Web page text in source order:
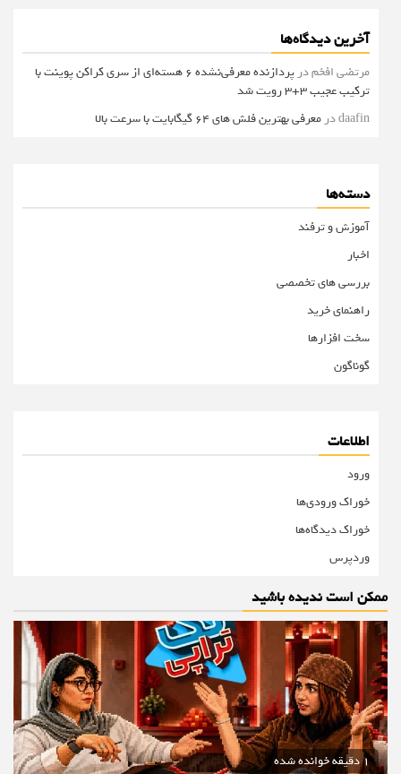
آخرین دیدگاه‌ها
مرتضی افخمدر
پردازنده معرفی‌نشده 6 هسته‌ای از سری کراکن پوینت با
ترکیب عجیب 3+3 رویت شد
daafinدر معرفی بهترین فلش های 64 گیگابایت با سرعت بالا
دسته‌ها
آموزش و ترفند
اخبار
بررسی های تخصصی
راهنمای خرید
سخت افزارها
گوناگون
اطلاعات
ورود
خوراک ورودی‌ها
خوراک دیدگاه‌ها
وردپرس
ممکن است ندیده باشید
1 دقیقه خوانده شده